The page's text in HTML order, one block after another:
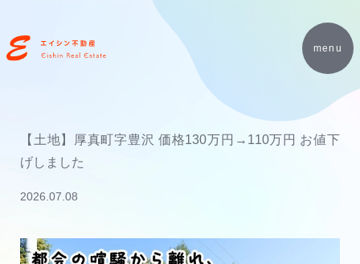
menu
【土地】厚真町字豊沢 価格130万円→110万円 お値下
げしました
2026.07.08